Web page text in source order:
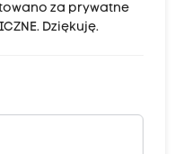
za prywatne
Dziękuję.